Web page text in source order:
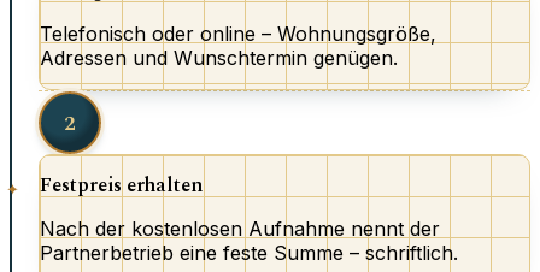
Telefonisch oder online – Wohnungsgröße,
Adressen und Wunschtermin genügen.
2
Festpreis erhalten
Nach der kostenlosen Aufnahme nennt der
Partnerbetrieb eine feste Summe – schriftlich.